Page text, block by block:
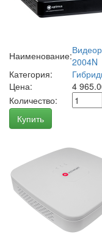
Наименование:2004N
Категория:
Цена:
4
Количество:
Купить